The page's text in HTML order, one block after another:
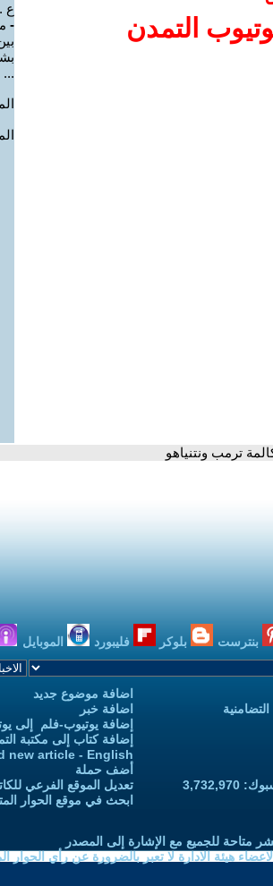
التمدن
ع
-
...
ترمب ونتنياهو
بنترست بلوكر فليبورد الموبايل
اضافة موضوع جديد
اضافة خبر
إضافة يوتيوب-فلم إلى
إضافة كتاب إلى مكتبة
new article - English
أضف حملة
تعديل الموقع الفرعي
ابحث في موقع الحوار
متاحة للجميع مع الإشارة إلى المصدر
هيئة الادارة لا تعبر بالضرورة عن رأي الحوار